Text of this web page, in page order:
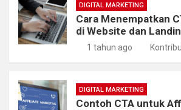
DIGITAL MARKETING
Cara Menempatkan
di Website dan
1 tahun ago
DIGITAL MARKETING
Contoh CTA untuk